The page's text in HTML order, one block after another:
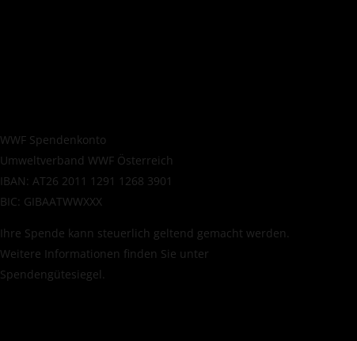
WWF Spendenkonto
Umweltverband WWF Österreich
IBAN: AT26 2011 1291 1268 3901
BIC: GIBAATWWXXX
Ihre Spende kann steuerlich geltend gemacht werden.
Weitere Informationen finden Sie unter
Spendengütesiegel.